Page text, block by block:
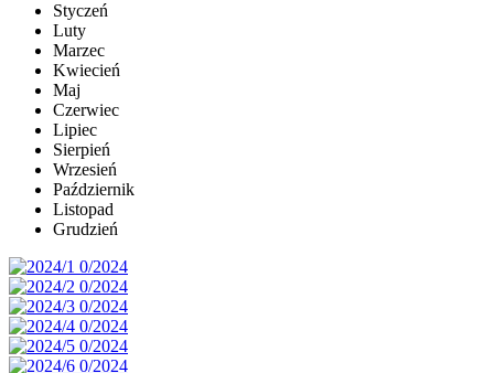
Styczeń
Luty
Marzec
Kwiecień
Maj
Czerwiec
Lipiec
Sierpień
Wrzesień
Październik
Listopad
Grudzień